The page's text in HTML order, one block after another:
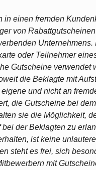
in einen fremden
von
oder Teilnehmer
Gutscheine verwendet
die Beklagte mit
und nicht an
die Gutscheine bei
sie die Möglichkeit,
der Beklagten zu
ist keine
steht es frei, sich
mit